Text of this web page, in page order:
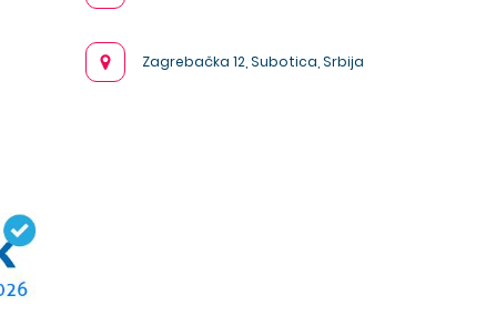
Zagrebačka 12, Subotica, Srbija